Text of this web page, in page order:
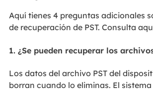
Aquí tienes 4 preguntas adicionales
de recuperación de PST. Consulta
1. ¿Se pueden recuperar los
Los datos del archivo PST del
borran cuando lo eliminas. El